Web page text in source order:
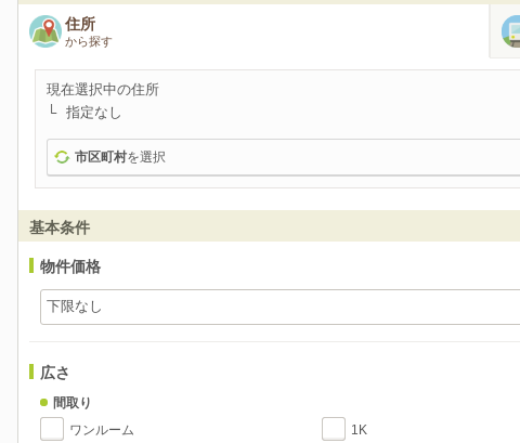
住所
から探す
現在選択中の住所
指定なし
市区町村を選択
基本条件
物件価格
広さ
間取り
ワンルーム 1K